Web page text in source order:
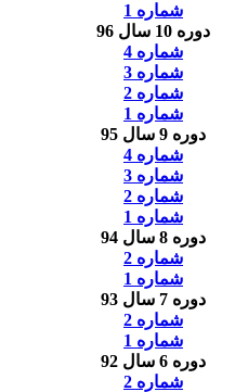
شماره 1
دوره 10 سال 96
شماره 4
شماره 3
شماره 2
شماره 1
دوره 9 سال 95
شماره 4
شماره 3
شماره 2
شماره 1
دوره 8 سال 94
شماره 2
شماره 1
دوره 7 سال 93
شماره 2
شماره 1
دوره 6 سال 92
شماره 2